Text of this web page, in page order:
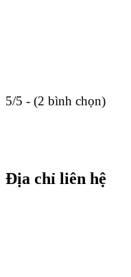
5/5 - (2 bình chọn)
Địa chỉ liên hệ